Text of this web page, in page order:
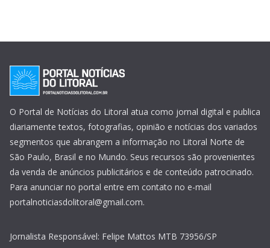
O Portal de Notícias do Litoral atua como jornal digital e publica
diariamente textos, fotografias, opinião e notícias dos variados
segmentos que abrangem a informação no Litoral Norte de
São Paulo, Brasil e no Mundo. Seus recursos são provenientes
da venda de anúncios publicitários e de conteúdo patrocinado.
Para anunciar no portal entre em contato no e-mail
portalnoticiasdolitoral@gmail.com.
Jornalista Responsável: Felipe Mattos MTB 73956/SP